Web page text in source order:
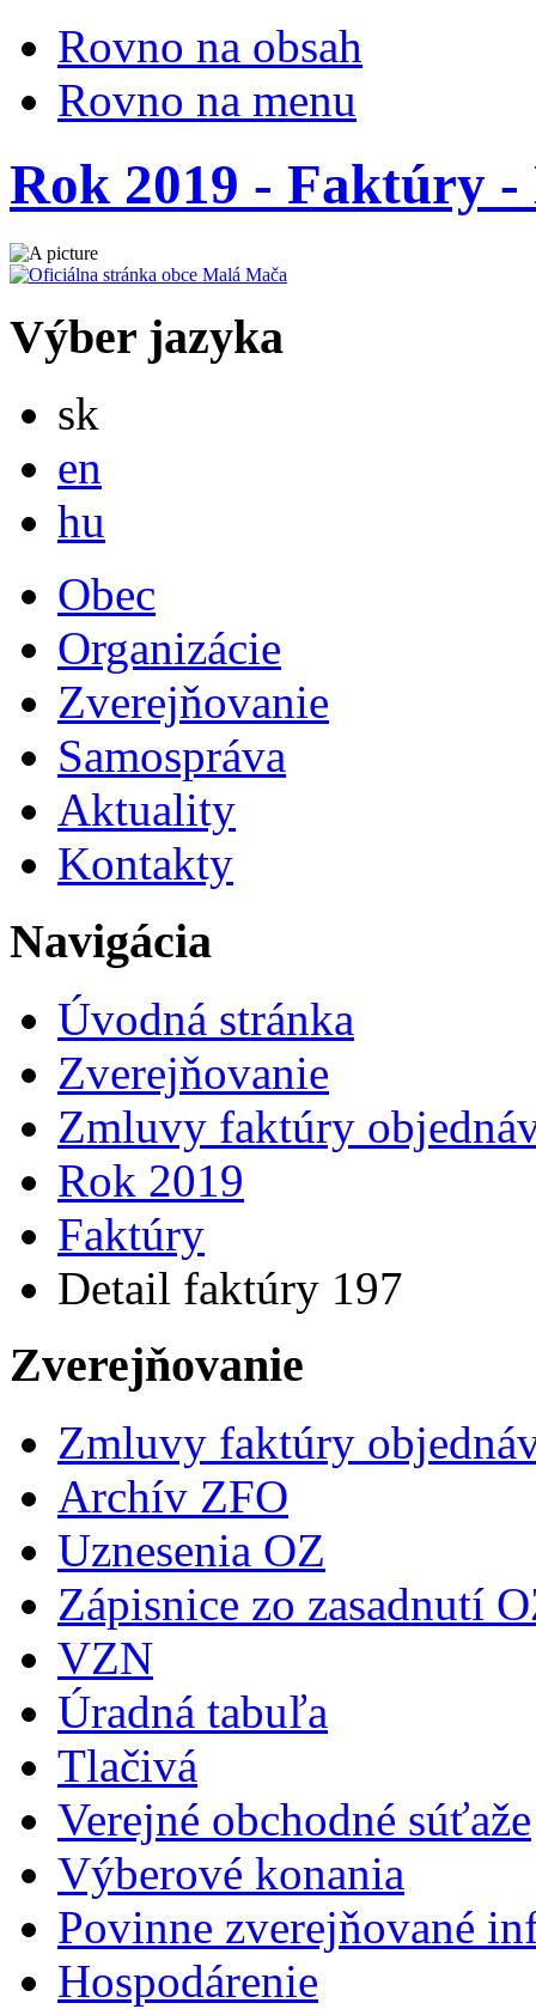
Rovno na obsah
Rovno na menu
Rok 2019 - Faktúry
Výber jazyka
sk
en
hu
Obec
Organizácie
Zverejňovanie
Samospráva
Aktuality
Kontakty
Navigácia
Úvodná stránka
Zverejňovanie
Zmluvy faktúry
Rok 2019
Faktúry
Detail faktúry 197
Zverejňovanie
Zmluvy faktúry
Archív ZFO
Uznesenia OZ
Zápisnice zo zasadnutí
VZN
Úradná tabuľa
Tlačivá
Verejné obchodné súťaže
Výberové konania
Povinne zverejňované
Hospodárenie